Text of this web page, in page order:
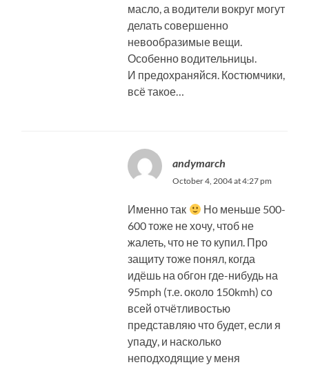
масло, а водители вокруг могут
делать совершенно
невообразимые вещи.
Особенно водительницы.
И предохраняйся. Костюмчики,
всё такое…
andymarch
October 4, 2004 at 4:27 pm
Именно так
Но меньше 500-
600 тоже не хочу, чтоб не
жалеть, что не то купил. Про
защиту тоже понял, когда
идёшь на обгон где-нибудь на
95mph (т.е. около 150kmh) со
всей отчётливостью
представляю что будет, если я
упаду, и насколько
неподходящие у меня